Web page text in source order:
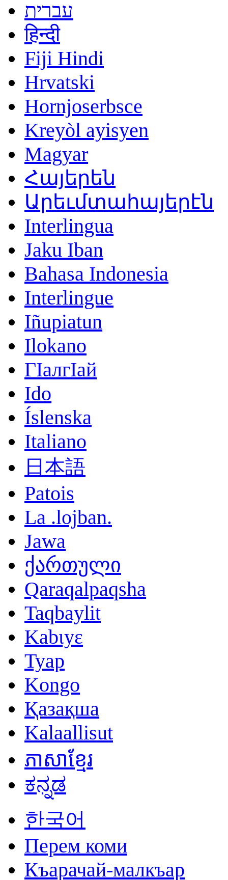
עברית
हिन्दी
Fiji Hindi
Hrvatski
Hornjoserbsce
Kreyòl ayisyen
Magyar
Հայերեն
Արեւմտահայերէն
Interlingua
Jaku Iban
Bahasa Indonesia
Interlingue
Iñupiatun
Ilokano
ГӀалгӀай
Ido
Íslenska
Italiano
日本語
Patois
La .lojban.
Jawa
ქართული
Qaraqalpaqsha
Taqbaylit
Kabɩyɛ
Tyap
Kongo
Қазақша
Kalaallisut
ភាសាខ្មែរ
ಕನ್ನಡ
한국어
Перем коми
Къарачай-малкъар